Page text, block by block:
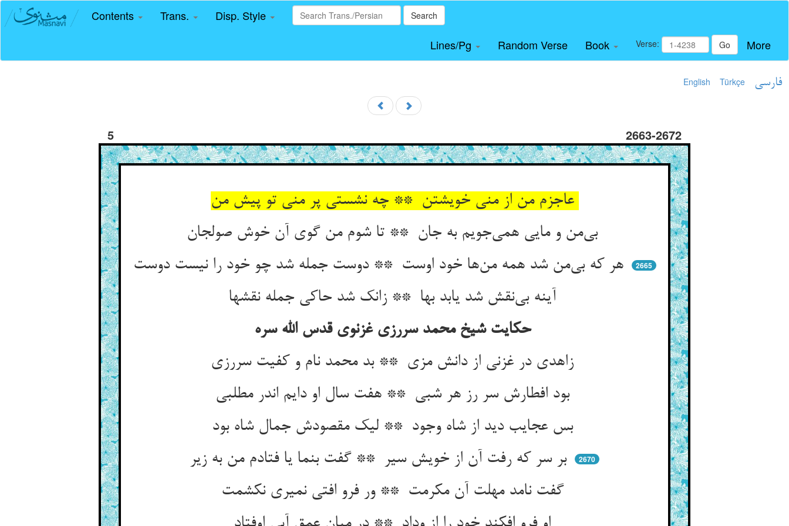
Contents Trans. Disp. Style Search
Lines/Pg Random Verse Book Verse: Go More
English Türkçe فارسی
5 2663-2672
عاجزم من از منی خویشتن ** چه نشستی پر منی تو پیش من
بی‌من و مایی همی‌جویم به جان ** تا شوم من گوی آن خوش صولجان
هر که بی‌من شد همه من‌ها خود اوست ** دوست جمله شد چو خود را نیست دوست
2665
حکایت شیخ محمد سررزی غزنوی قدس الله سره
بود افطارش سر رز هر شبی ** هفت سال او دایم اندر مطلبی
بس عجایب دید از شاه وجود ** لیک مقصودش جمال شاه بود
بر سر که رفت آن از خویش سیر ** گفت بنما یا فتادم من به زیر
2670
گفت نامد مهلت آن مکرمت ** ور فرو افتی نمیری نکشمت